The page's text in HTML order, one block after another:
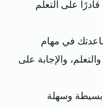
على التعلم
في مهام
والإجابة على
بسيطة وسهلة